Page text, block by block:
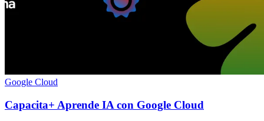
Google Cloud
Capacita+ Aprende IA con Google Cloud